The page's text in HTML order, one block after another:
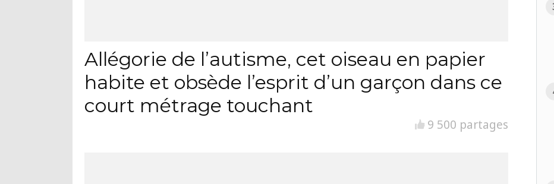
Allégorie de l’autisme, cet oiseau en papier
habite et obsède l’esprit d’un garçon dans ce
court métrage touchant
9 500 partages